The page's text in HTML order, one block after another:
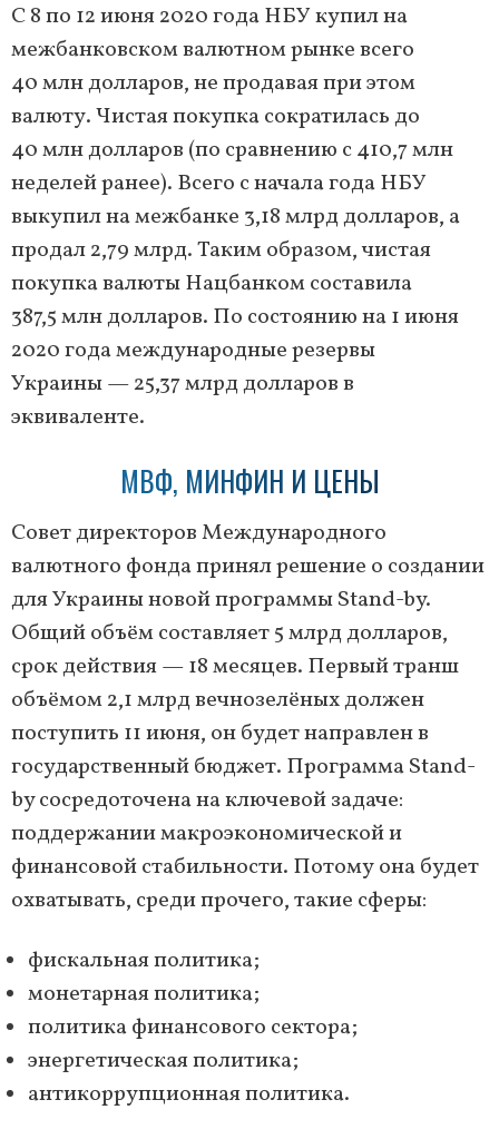
С 8 по 12 июня 2020 года НБУ купил на
межбанковском валютном рынке всего
40 млн долларов, не продавая при этом
валюту. Чистая покупка сократилась до
40 млн долларов (по сравнению с 410,7 млн
неделей ранее). Всего с начала года НБУ
выкупил на межбанке 3,18 млрд долларов, а
продал 2,79 млрд. Таким образом, чистая
покупка валюты Нацбанком составила
387,5 млн долларов. По состоянию на 1 июня
2020 года международные резервы
Украины — 25,37 млрд долларов в
эквиваленте.
МВФ, МИНФИН И ЦЕНЫ
Совет директоров Международного
валютного фонда принял решение о создании
для Украины новой программы Stand-by.
Общий объём составляет 5 млрд долларов,
срок действия — 18 месяцев. Первый транш
объёмом 2,1 млрд вечнозелёных должен
поступить 11 июня, он будет направлен в
государственный бюджет. Программа Stand-
by сосредоточена на ключевой задаче:
поддержании макроэкономической и
финансовой стабильности. Потому она будет
охватывать, среди прочего, такие сферы:
фискальная политика;
монетарная политика;
политика финансового сектора;
энергетическая политика;
антикоррупционная политика.